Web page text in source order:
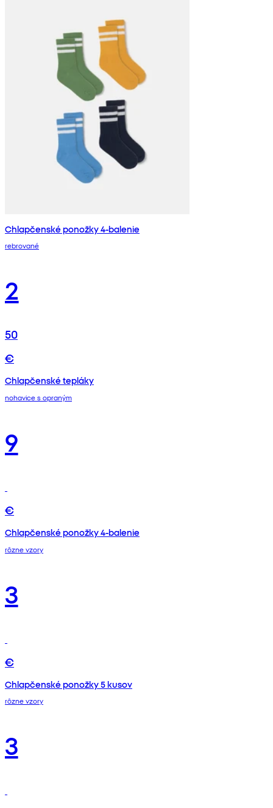
Chlapčenské ponožky 4-balenie
rebrované
2
50
€
Chlapčenské tepláky
nohavice s opraným
9
€
Chlapčenské ponožky 4-balenie
rôzne vzory
3
€
Chlapčenské ponožky 5 kusov
rôzne vzory
3